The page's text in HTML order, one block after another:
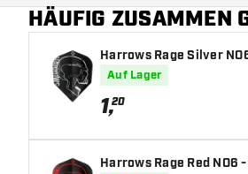
HÄUFIG ZUSAMMEN
Harrows Rage Silver
Auf Lager
1,20
Harrows Rage Red NO6